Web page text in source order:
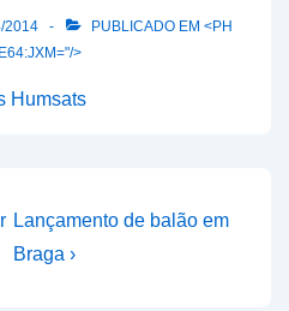
2014
PUBLICADO EM <PH
>
Humsats
Next
Post
Lançamento de balão em
Braga ›